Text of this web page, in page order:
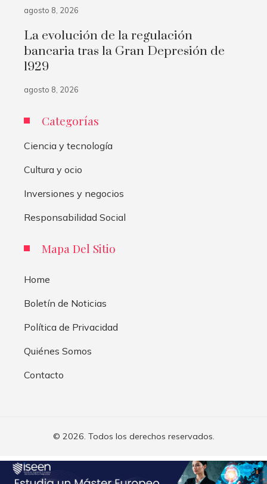
agosto 8, 2026
La evolución de la regulación
bancaria tras la Gran Depresión de
1929
agosto 8, 2026
Categorías
Ciencia y tecnología
Cultura y ocio
Inversiones y negocios
Responsabilidad Social
Mapa Del Sitio
Home
Boletín de Noticias
Política de Privacidad
Quiénes Somos
Contacto
© 2026. Todos los derechos reservados.